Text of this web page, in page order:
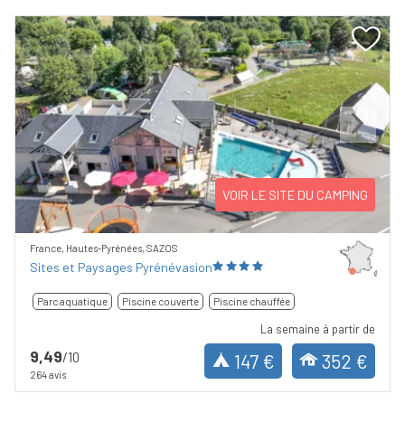
Previous Next
VOIR LE SITE DU CAMPING
France, Hautes-Pyrénées, SAZOS
Sites et Paysages Pyrénévasion
Parc aquatique Piscine couverte Piscine chauffée
9,49/10
264 avis
La semaine à partir de
147 € 352 €